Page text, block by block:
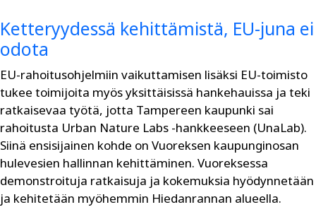
Ketteryydessä kehittämistä, EU-juna ei
odota
EU-rahoitusohjelmiin vaikuttamisen lisäksi EU-toimisto
tukee toimijoita myös yksittäisissä hankehauissa ja teki
ratkaisevaa työtä, jotta Tampereen kaupunki sai
rahoitusta Urban Nature Labs -hankkeeseen (UnaLab).
Siinä ensisijainen kohde on Vuoreksen kaupunginosan
hulevesien hallinnan kehittäminen. Vuoreksessa
demonstroituja ratkaisuja ja kokemuksia hyödynnetään
ja kehitetään myöhemmin Hiedanrannan alueella.